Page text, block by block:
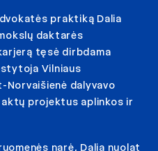
praktiką Dalia
daktarės
tęsė dirbdama
Vilniaus
Norvaišienė dalyvavo
projektus aplinkos ir
narė, Dalia nuolat